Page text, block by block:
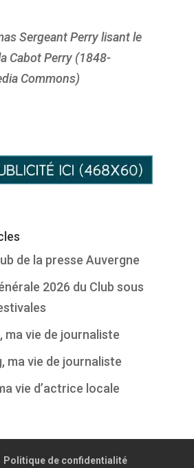
Sergeant Perry lisant le
Cabot Perry (1848-
Commons)
de la presse Auvergne
2026 du Club sous
ma vie de journaliste
ma vie de journaliste
vie d’actrice locale
Politique de confidentialité